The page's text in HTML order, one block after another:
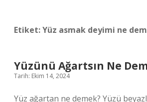
Etiket:Yüz asmak deyimi ne
Yüzünü Ağartsın Ne
Tarih: Ekim 14, 2024
Yüz ağartan ne demek? Yüzü